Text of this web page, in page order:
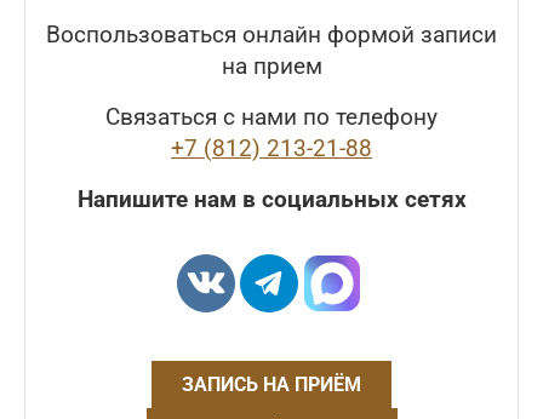
Воспользоваться онлайн формой записи
на прием
Связаться с нами по телефону
+7 (812) 213-21-88
Напишите нам в социальных сетях
ЗАПИСЬ НА ПРИЁМ